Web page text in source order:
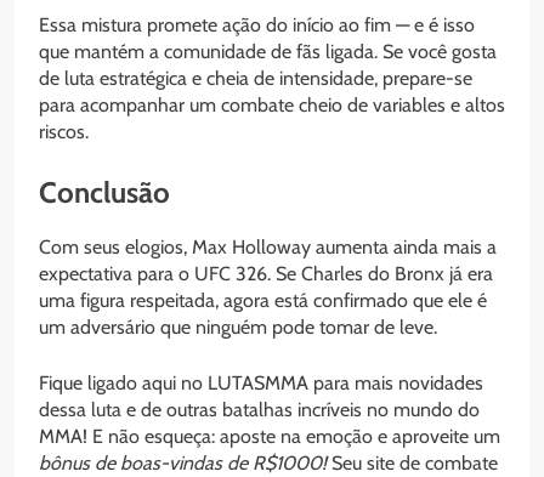
Essa mistura promete ação do início ao fim — e é isso
que mantém a comunidade de fãs ligada. Se você gosta
de luta estratégica e cheia de intensidade, prepare-se
para acompanhar um combate cheio de variables e altos
riscos.
Conclusão
Com seus elogios, Max Holloway aumenta ainda mais a
expectativa para o UFC 326. Se Charles do Bronx já era
uma figura respeitada, agora está confirmado que ele é
um adversário que ninguém pode tomar de leve.
Fique ligado aqui no LUTASMMA para mais novidades
dessa luta e de outras batalhas incríveis no mundo do
MMA! E não esqueça: aposte na emoção e aproveite um
bônus de boas-vindas de R$1000!Seu site de combate